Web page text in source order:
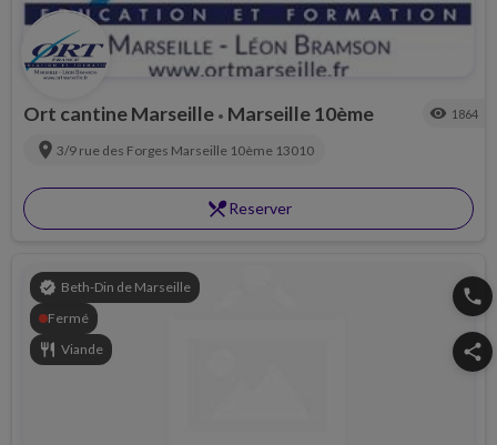
Ort cantine Marseille • Marseille 10ème visibility 1864
location_on 3/9 rue des Forges Marseille 10ème 13010
restaurant_menuReserver
verified Beth-Din de Marseille
Fermé
restaurant Viande
phone
share